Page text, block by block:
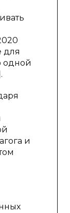
для
одной
и